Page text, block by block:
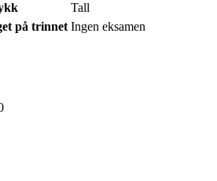
Tall
på trinnet Ingen eksamen